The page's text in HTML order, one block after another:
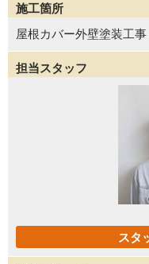
施工箇所
屋根カバー外壁塗装工事
担当スタッフ
スタ